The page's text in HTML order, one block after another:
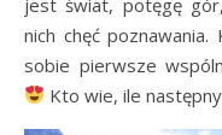
nich chęć
sobie pierwsze
Kto wie, ile